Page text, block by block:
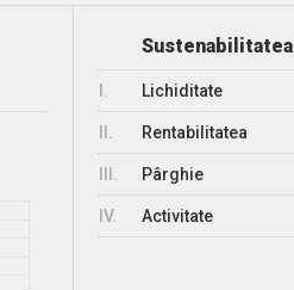
Lichiditate
Rentabilitatea
Pârghie
IV. Activitate